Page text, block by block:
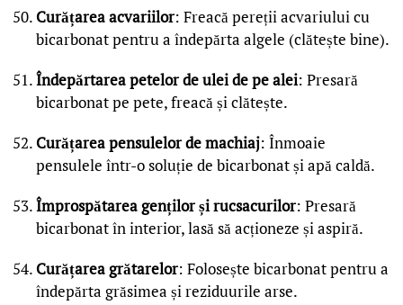
Curățarea acvariilor: Freacă pereții acvariului cu
bicarbonat pentru a îndepărta algele (clătește bine).
Îndepărtarea petelor de ulei de pe alei: Presară
bicarbonat pe pete, freacă și clătește.
Curățarea pensulelor de machiaj: Înmoaie
pensulele într-o soluție de bicarbonat și apă caldă.
Împrospătarea genților și rucsacurilor: Presară
bicarbonat în interior, lasă să acționeze și aspiră.
Curățarea grătarelor: Folosește bicarbonat pentru a
îndepărta grăsimea și reziduurile arse.